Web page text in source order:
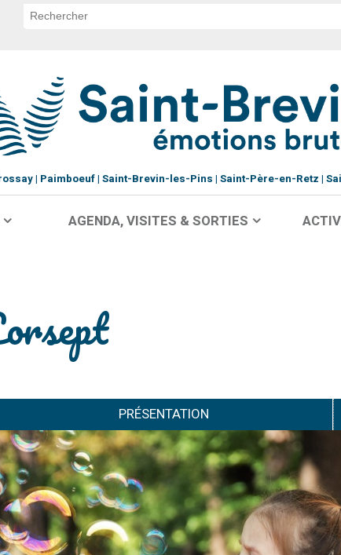
Paimboeuf Saint-Brevin-les-Pins Saint-Père-en-Retz
AGENDA, VISITES & SORTIES
PRÉSENTATION